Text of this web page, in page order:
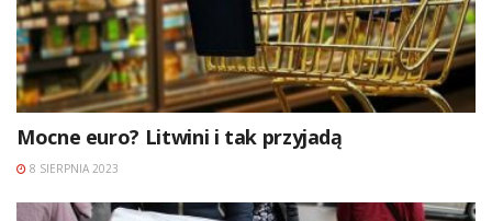
Mocne euro? Litwini i tak przyjadą
8 SIERPNIA 2023